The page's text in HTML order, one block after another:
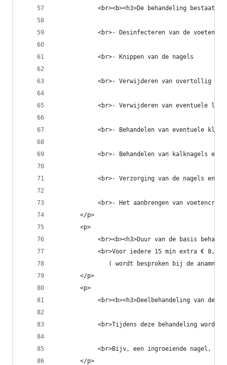
<br><b><h3>De behandeling bestaat
            <br>- Desinfecteren van de voeten
            <br>- Knippen van de nagels
<br>- Verwijderen van overtollig
<br>- Verwijderen van eventuele
<br>- Behandelen van eventuele
<br>- Behandelen van kalknagels en
<br>- Verzorging van de nagels en
<br>- Het aanbrengen van
       </p>
       <p>
<br><b><h3>Duur van de basis
<br>Voor iedere 15 min extra € 8,50
( wordt besproken bij de anamnese
       </p>
       <p>
<br><b><h3>Deelbehandeling van de
<br>Tijdens deze behandeling wordt
<br>Bijv, een ingroeiende nagel, 1
       </p>